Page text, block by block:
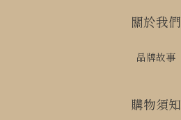
關於我們
品牌故事
購物須知